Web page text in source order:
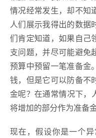
情况经常发生，却不知
人们展示我得出的数据
们肯定知道，如果自己
支问题，并尽可能避免
预算中预留一笔准备金
钱，但是它可以防备不
金呢？在通常情况下，
将增加的部分作为准备金
现在，假设你是一个